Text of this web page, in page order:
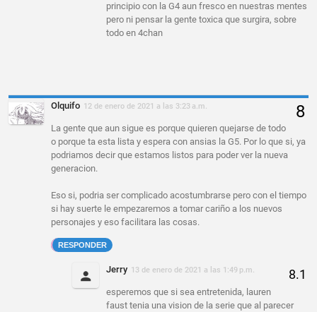
principio con la G4 aun fresco en nuestras mentes
pero ni pensar la gente toxica que surgira, sobre
todo en 4chan
Olquifo 12 de enero de 2021 a las 3:23 a.m.
La gente que aun sigue es porque quieren quejarse de todo
o porque ta esta lista y espera con ansias la G5. Por lo que si, ya
podriamos decir que estamos listos para poder ver la nueva
generacion.
Eso si, podria ser complicado acostumbrarse pero con el tiempo
si hay suerte le empezaremos a tomar cariño a los nuevos
personajes y eso facilitara las cosas.
RESPONDER
Jerry 13 de enero de 2021 a las 1:49 p.m.
esperemos que si sea entretenida, lauren
faust tenia una vision de la serie que al parecer